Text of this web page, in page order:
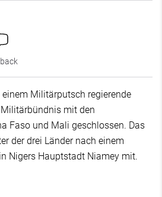
Militärputsch regierende
mit den
Faso und Mali geschlossen. Das
der drei Länder nach einem
Nigers Hauptstadt Niamey mit.